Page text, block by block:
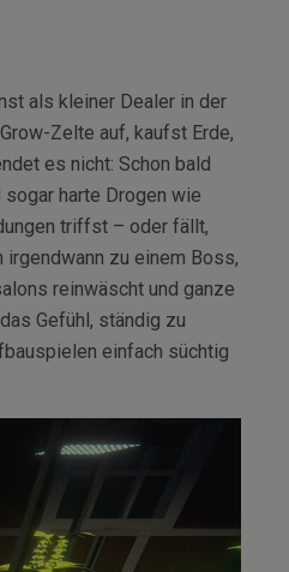
als kleiner Dealer in der
Zelte auf, kaufst Erde,
es nicht: Schon bald
harte Drogen wie
triffst – oder fällt,
zu einem Boss,
reinwäscht und ganze
Gefühl, ständig zu
einfach süchtig